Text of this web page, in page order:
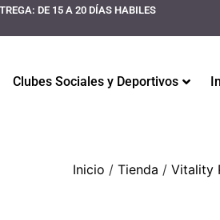
DE 15 A 20 DÍAS HABILES
Clubes Sociales y Deportivos
Inicio / Tienda / Vitality